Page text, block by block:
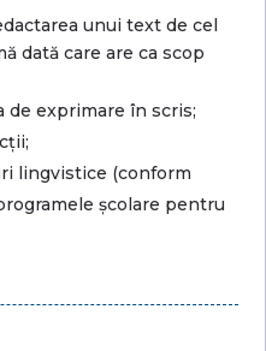
unui text de cel
dată care are ca scop
de exprimare în scris;
lingvistice (conform
școlare pentru